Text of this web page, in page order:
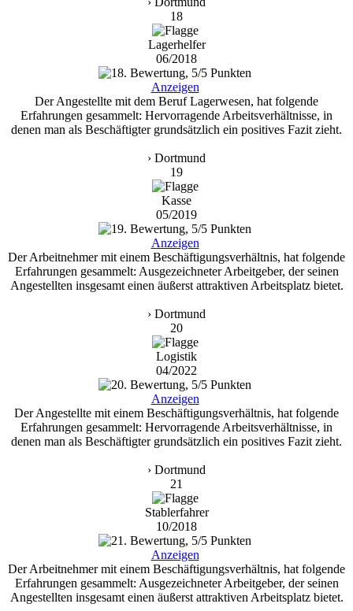
18
Lagerhelfer
06/2018
Anzeigen
Der Angestellte mit dem Beruf Lagerwesen, hat folgende
Erfahrungen gesammelt: Hervorragende Arbeitsverhältnisse, in
denen man als Beschäftigter grundsätzlich ein positives Fazit zieht.
› Dortmund
19
Kasse
05/2019
Anzeigen
Der Arbeitnehmer mit einem Beschäftigungsverhältnis, hat folgende
Erfahrungen gesammelt: Ausgezeichneter Arbeitgeber, der seinen
Angestellten insgesamt einen äußerst attraktiven Arbeitsplatz bietet.
› Dortmund
20
Logistik
04/2022
Anzeigen
Der Angestellte mit einem Beschäftigungsverhältnis, hat folgende
Erfahrungen gesammelt: Hervorragende Arbeitsverhältnisse, in
denen man als Beschäftigter grundsätzlich ein positives Fazit zieht.
› Dortmund
21
Stablerfahrer
10/2018
Anzeigen
Der Arbeitnehmer mit einem Beschäftigungsverhältnis, hat folgende
Erfahrungen gesammelt: Ausgezeichneter Arbeitgeber, der seinen
Angestellten insgesamt einen äußerst attraktiven Arbeitsplatz bietet.